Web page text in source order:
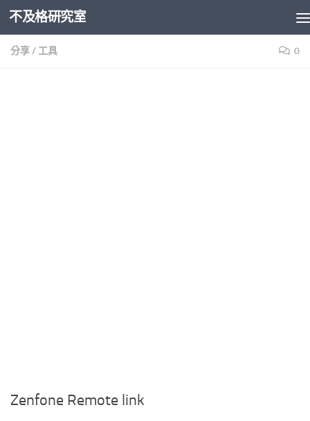
Skip to content
不及格研究室
分享/ 工具 0
Zenfone Remote link